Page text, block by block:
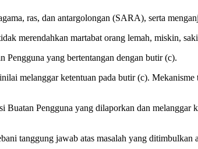
ras, dan antargolongan (SARA), serta
merendahkan martabat orang lemah, miskin,
yang bertentangan dengan butir (c).
melanggar ketentuan pada butir (c).
Pengguna yang dilaporkan dan melanggar
tanggung jawab atas masalah yang